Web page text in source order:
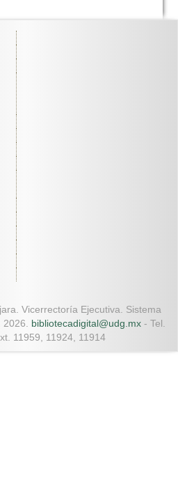
Vicerrectoría Ejecutiva. Sistema
bibliotecadigital@udg.mx - Tel.
11959, 11924, 11914